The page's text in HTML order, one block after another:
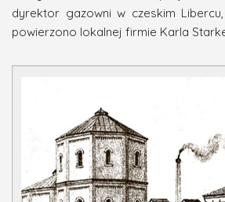
dyrektor gazowni w czeskim
powierzono lokalnej firmie Karla